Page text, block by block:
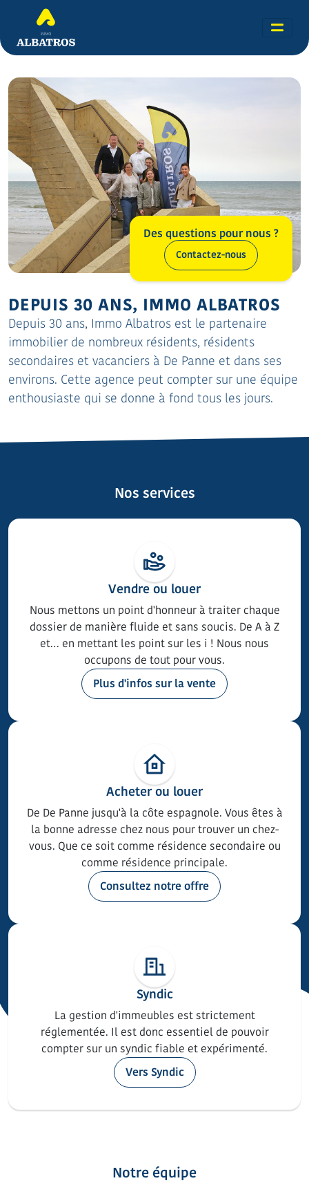
Des questions pour nous ?
Contactez-nous
DEPUIS 30 ANS, IMMO ALBATROS
Depuis 30 ans, Immo Albatros est le partenaire
immobilier de nombreux résidents, résidents
secondaires et vacanciers à De Panne et dans ses
environs. Cette agence peut compter sur une équipe
enthousiaste qui se donne à fond tous les jours.
Nos services
Vendre ou louer
Nous mettons un point d'honneur à traiter chaque
dossier de manière fluide et sans soucis. De A à Z
et… en mettant les point sur les i ! Nous nous
occupons de tout pour vous.
Plus d'infos sur la vente
Acheter ou louer
De De Panne jusqu'à la côte espagnole. Vous êtes à
la bonne adresse chez nous pour trouver un chez-
vous. Que ce soit comme résidence secondaire ou
comme résidence principale.
Consultez notre offre
Syndic
La gestion d'immeubles est strictement
réglementée. Il est donc essentiel de pouvoir
compter sur un syndic fiable et expérimenté.
Vers Syndic
Notre équipe